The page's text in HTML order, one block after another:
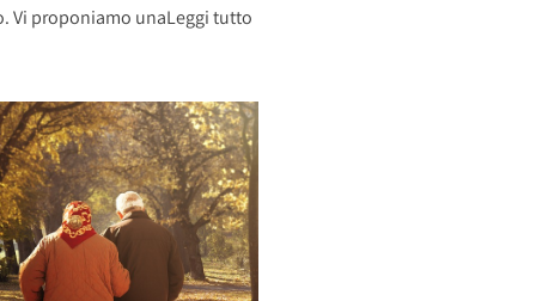
Vi proponiamo unaLeggi tutto